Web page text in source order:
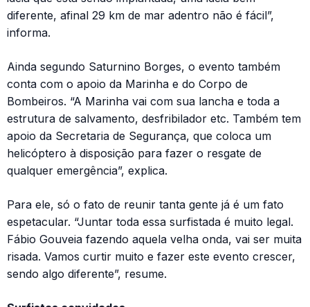
diferente, afinal 29 km de mar adentro não é fácil”,
informa.
Ainda segundo Saturnino Borges, o evento também
conta com o apoio da Marinha e do Corpo de
Bombeiros. “A Marinha vai com sua lancha e toda a
estrutura de salvamento, desfribilador etc. Também tem
apoio da Secretaria de Segurança, que coloca um
helicóptero à disposição para fazer o resgate de
qualquer emergência”, explica.
Para ele, só o fato de reunir tanta gente já é um fato
espetacular. “Juntar toda essa surfistada é muito legal.
Fábio Gouveia fazendo aquela velha onda, vai ser muita
risada. Vamos curtir muito e fazer este evento crescer,
sendo algo diferente”, resume.